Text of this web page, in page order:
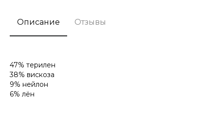
Описание Отзывы
47% терилен
38% вискоза
9% нейлон
6% лён